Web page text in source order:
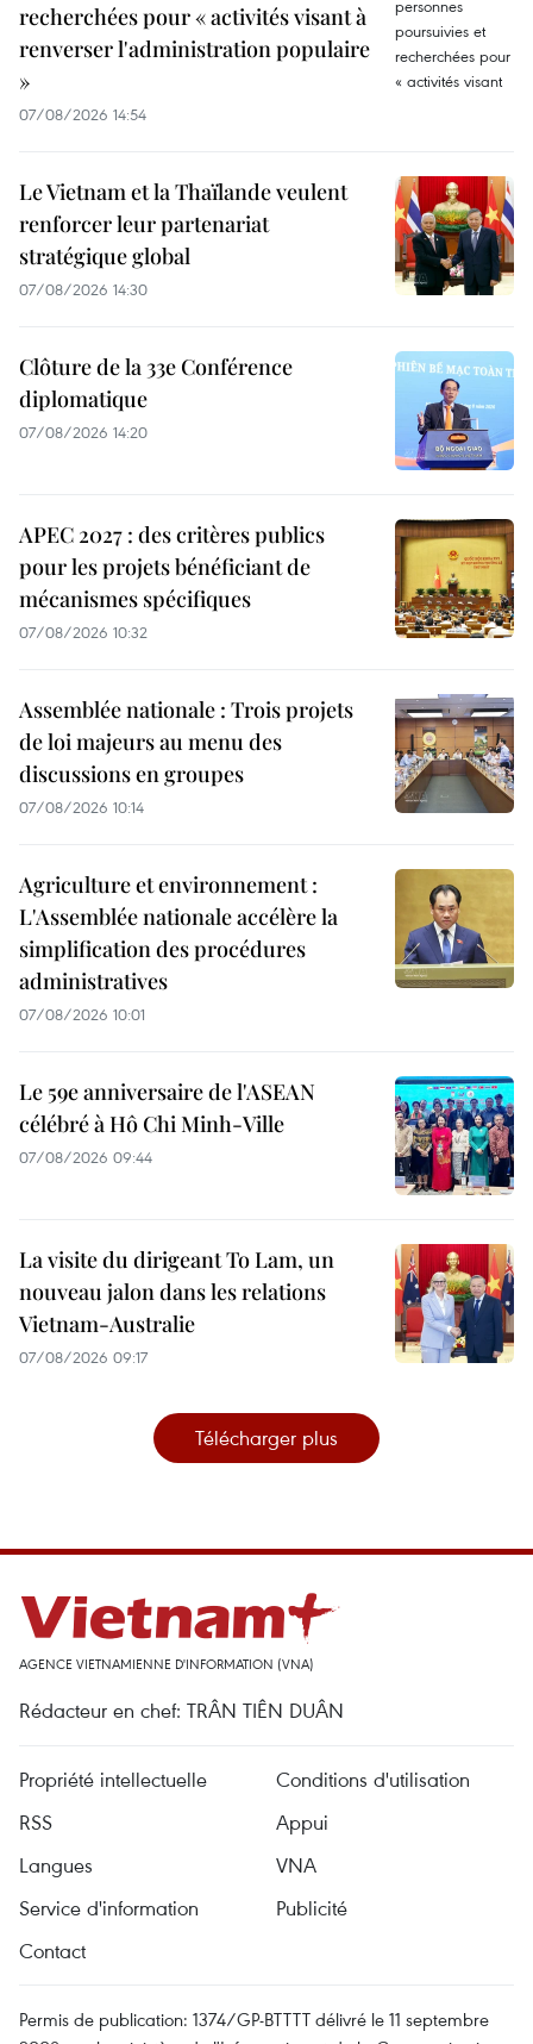
recherchées pour « activités visant à
renverser l'administration populaire
»
07/08/2026 14:54
Le Vietnam et la Thaïlande veulent
renforcer leur partenariat
stratégique global
07/08/2026 14:30
Clôture de la 33e Conférence
diplomatique
07/08/2026 14:20
APEC 2027 : des critères publics
pour les projets bénéficiant de
mécanismes spécifiques
07/08/2026 10:32
Assemblée nationale : Trois projets
de loi majeurs au menu des
discussions en groupes
07/08/2026 10:14
Agriculture et environnement :
L'Assemblée nationale accélère la
simplification des procédures
administratives
07/08/2026 10:01
Le 59e anniversaire de l'ASEAN
célébré à Hô Chi Minh-Ville
07/08/2026 09:44
La visite du dirigeant To Lam, un
nouveau jalon dans les relations
Vietnam-Australie
07/08/2026 09:17
Télécharger plus
AGENCE VIETNAMIENNE D'INFORMATION (VNA)
Rédacteur en chef: TRÂN TIÊN DUÂN
Propriété intellectuelle
Conditions d'utilisation
RSS
Appui
Langues
VNA
Service d'information
Publicité
Contact
Permis de publication: 1374/GP-BTTTT délivré le 11 septembre